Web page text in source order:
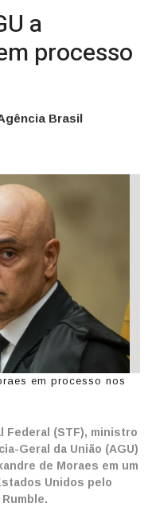
a
processo
Brasil
em processo nos
Federal (STF), ministro
Geral da União (AGU)
de Moraes em um
Unidos pelo